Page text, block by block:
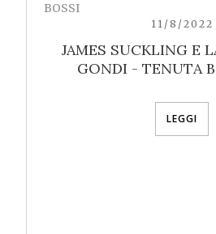
BOSSI
11/8/2022
JAMES SUCKLING E
GONDI - TENUTA
LEGGI